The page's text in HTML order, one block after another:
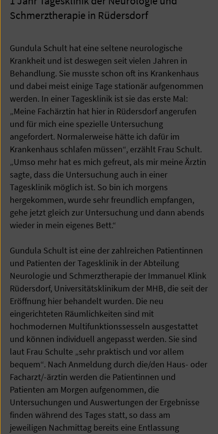
Schmerztherapie in Rüdersdorf
Gundula Schult hat eine seltene neurologische
Krankheit und ist deswegen seit vielen Jahren in
Behandlung. Sie musste schon oft ins Krankenhaus
und dabei meist einige Tage stationär aufgenommen
werden. In einer Tagesklinik ist sie das erste Mal:
„Meine Fachärztin hat hier in Rüdersdorf angerufen
und für mich eine spezielle Untersuchung
angefordert. Normalerweise hätte ich dafür im
Krankenhaus schlafen müssen“, erzählt Frau Schult.
„Umso mehr hat es mich gefreut, als mir meine Ärztin
sagte, dass die Untersuchung auch in einer
Tagesklinik möglich ist. So bin ich morgens
hergekommen, wurde sehr freundlich empfangen,
gehe jetzt gleich zur Untersuchung und dann abends
wieder in mein eigenes Bett.“
Gundula Schult ist eine der zahlreichen Patientinnen
und Patienten der Tagesklinik in der Abteilung
Neurologie und Schmerztherapie der Immanuel Klink
Rüdersdorf, Universitätsklinikum der MHB, die seit der
Eröffnung hier behandelt wurden. Die neu
eingerichteten Räumlichkeiten sind mit
hochmodernen Multifunktionssesseln ausgestattet
und können individuell angepasst werden. Sie sind
laut Frau Schulte „sehr praktisch und vor allem
bequem“. Nach Anmeldung durch die/den Haus- oder
Facharzt/-ärztin werden die Patientinnen und
Patienten am Morgen aufgenommen, die
Untersuchungen und Auswertungen der Ergebnisse
finden während des Tages statt, so dass am
jeweiligen Nachmittag bereits eine Entlassung